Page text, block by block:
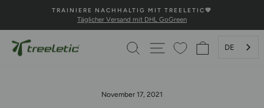
Inhalt
Pause
MIT TREELETIC💚
Versand mit DHL GoGreen
SUCHE SEITENNAVIGATION
DE
November 17, 2021